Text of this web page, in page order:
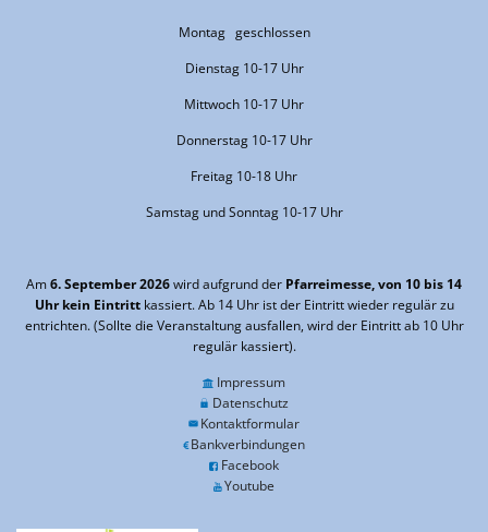
Montag geschlossen
Dienstag 10-17 Uhr
Mittwoch 10-17 Uhr
Donnerstag 10-17 Uhr
Freitag 10-18 Uhr
Samstag und Sonntag 10-17 Uhr
Am6. September 2026wird aufgrund der Pfarreimesse, von 10 bis 14
Uhr kein Eintrittkassiert. Ab 14 Uhr ist der Eintritt wieder regulär zu
entrichten. (Sollte die Veranstaltung ausfallen, wird der Eintritt ab 10 Uhr
regulär kassiert).
Impressum
Datenschutz
Kontaktformular
Bankverbindungen
Facebook
Youtube